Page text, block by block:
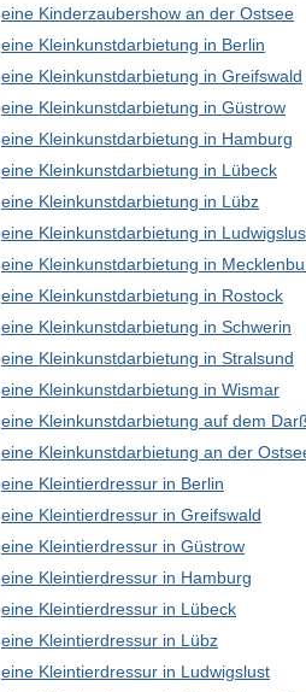
eine Kinderzaubershow an der Ostsee
eine Kleinkunstdarbietung in Berlin
eine Kleinkunstdarbietung in Greifswald
eine Kleinkunstdarbietung in Güstrow
eine Kleinkunstdarbietung in Hamburg
eine Kleinkunstdarbietung in Lübeck
eine Kleinkunstdarbietung in Lübz
eine Kleinkunstdarbietung in
eine Kleinkunstdarbietung in
eine Kleinkunstdarbietung in Rostock
eine Kleinkunstdarbietung in Schwerin
eine Kleinkunstdarbietung in Stralsund
eine Kleinkunstdarbietung in Wismar
eine Kleinkunstdarbietung auf dem
eine Kleinkunstdarbietung an der
eine Kleintierdressur in Berlin
eine Kleintierdressur in Greifswald
eine Kleintierdressur in Güstrow
eine Kleintierdressur in Hamburg
eine Kleintierdressur in Lübeck
eine Kleintierdressur in Lübz
eine Kleintierdressur in Ludwigslust